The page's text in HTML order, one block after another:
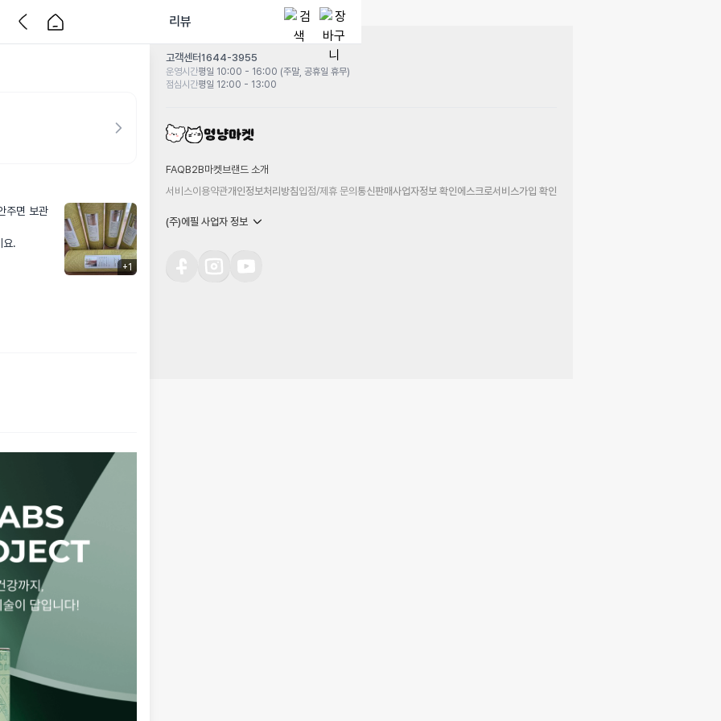
리뷰
+1
주면 보관
요.
고객센터1644-3955
운영시간평일 10:00 - 16:00 (주말, 공휴일 휴무)
점심시간평일 12:00 - 13:00
FAQB2B마켓 브랜드 소개
서비스이용약관개인정보처리방침입점/제휴 문의통신판매사업자정보 확인에스크로서비스가입 확인
(주)에필 사업자 정보